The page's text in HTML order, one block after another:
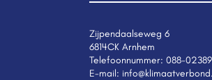
Zijpendaalseweg 6
6814CK Arnhem
Telefoonnummer: 088-
E-mail: